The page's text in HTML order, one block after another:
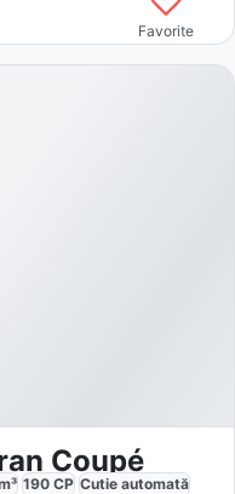
Favorite
Coupé
190 CP Cutie automată